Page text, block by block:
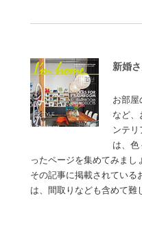
新婚
お部屋
など、
ンテリ
は、色
ったページを集めてみまし
その記事に掲載されている
は、間取りなども含めて